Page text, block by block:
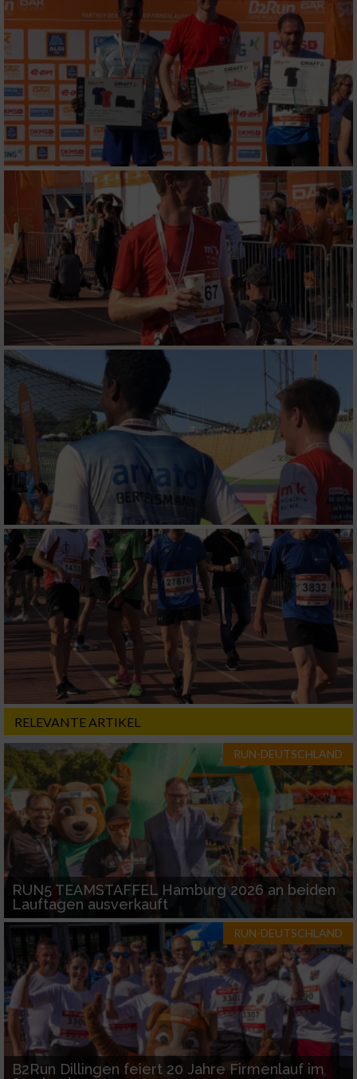
RELEVANTE ARTIKEL
RUN-DEUTSCHLAND
RUN5 TEAMSTAFFEL Hamburg 2026 an beiden
Lauftagen ausverkauft
RUN-DEUTSCHLAND
B2Run Dillingen feiert 20 Jahre Firmenlauf im